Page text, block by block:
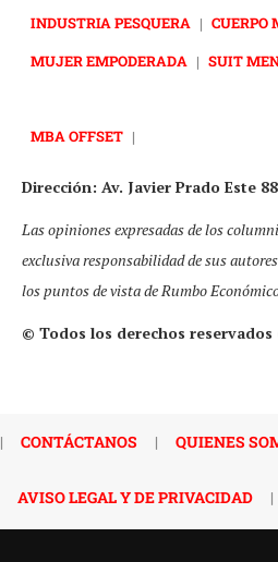
INDUSTRIA PESQUERA | CUERPO
MUJER EMPODERADA | SUIT
MBA OFFSET |
Dirección: Av. Javier Prado Este
Las opiniones expresadas de los
exclusiva responsabilidad de sus
los puntos de vista de Rumbo
© Todos los derechos
| CONTÁCTANOS | QUIENES
AVISO LEGAL Y DE PRIVACIDAD |